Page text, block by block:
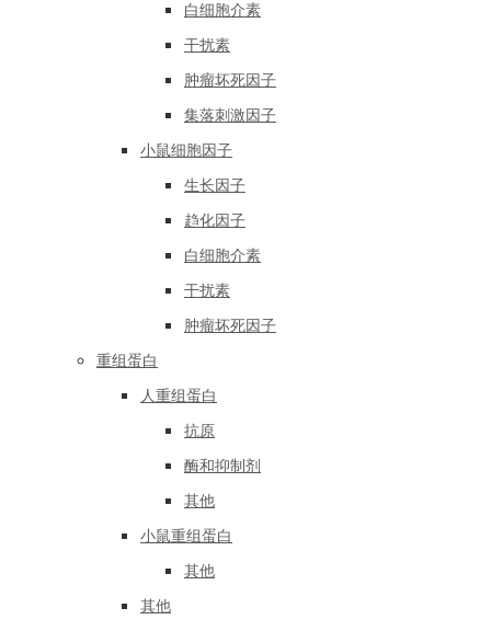
白细胞介素
干扰素
肿瘤坏死因子
集落刺激因子
小鼠细胞因子
生长因子
趋化因子
白细胞介素
干扰素
肿瘤坏死因子
重组蛋白
人重组蛋白
抗原
酶和抑制剂
其他
小鼠重组蛋白
其他
其他